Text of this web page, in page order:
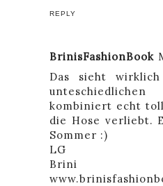
REPLY
BrinisFashionBook
Das sieht
kombiniert echt
die Hose verliebt.
Sommer :)
LG
Brini